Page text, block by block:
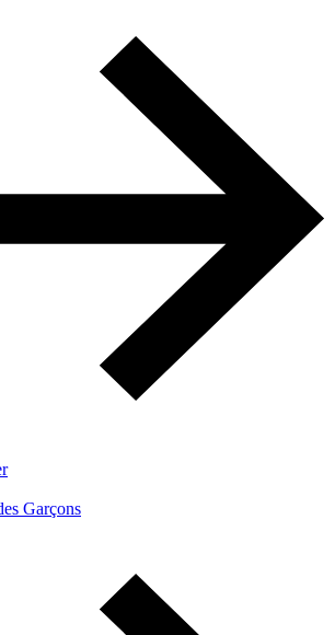
Garçons